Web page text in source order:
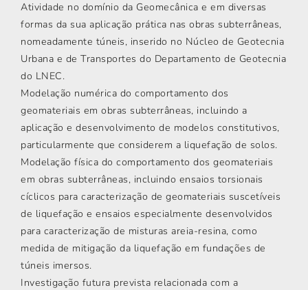
Atividade no domínio da Geomecânica e em diversas
formas da sua aplicação prática nas obras subterrâneas,
nomeadamente túneis, inserido no Núcleo de Geotecnia
Urbana e de Transportes do Departamento de Geotecnia
do LNEC.
Modelação numérica do comportamento dos
geomateriais em obras subterrâneas, incluindo a
aplicação e desenvolvimento de modelos constitutivos,
particularmente que considerem a liquefação de solos.
Modelação física do comportamento dos geomateriais
em obras subterrâneas, incluindo ensaios torsionais
cíclicos para caracterização de geomateriais suscetíveis
de liquefação e ensaios especialmente desenvolvidos
para caracterização de misturas areia-resina, como
medida de mitigação da liquefação em fundações de
túneis imersos.
Investigação futura prevista relacionada com a